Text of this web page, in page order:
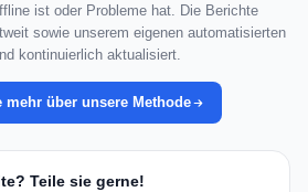
ist oder Probleme hat. Die Berichte
sowie unserem eigenen automatisierten
kontinuierlich aktualisiert.
mehr über unsere Methode
Teile sie gerne!